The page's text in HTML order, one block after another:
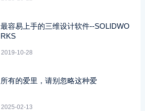
最容易上手的三维设计软件--SOLIDWO
RKS
2019-10-28
所有的爱里，请别忽略这种爱
2025-02-13